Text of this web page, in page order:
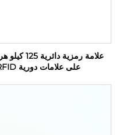
على علامات دورية RFID معدنية لإدارة دورية الحراسة